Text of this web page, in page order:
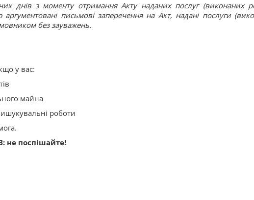
днів з моменту отримання Акту наданих послуг (виконаних
письмові заперечення на Акт, надані послуги
без зауважень.
у вас:
майна
роботи
не поспішайте!